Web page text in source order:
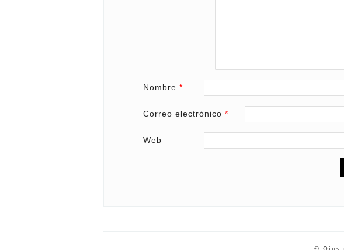
Nombre *
Correo electrónico *
Web